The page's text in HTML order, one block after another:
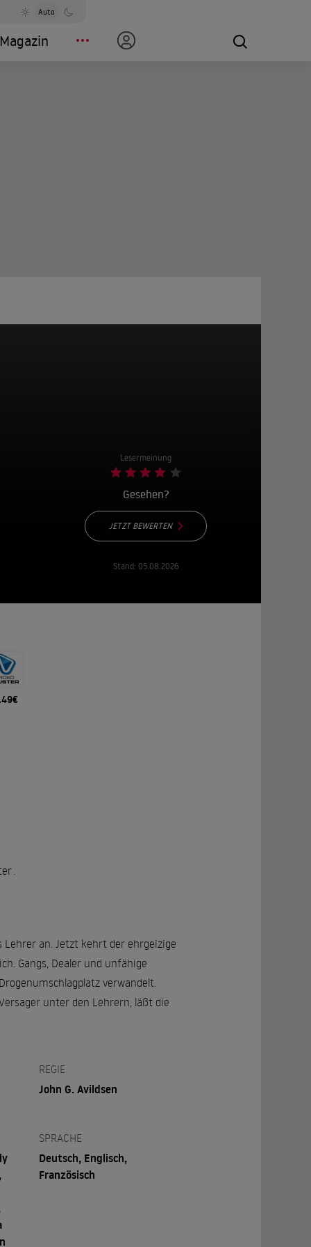
Auto
Magazin
Lesermeinung
Gesehen?
JETZT BEWERTEN
Stand: 05.08.2026
.
Lehrer an. Jetzt kehrt der ehrgeizige
Gangs, Dealer und unfähige
verwandelt.
unter den Lehrern, läßt die
REGIE
John G. Avildsen
SPRACHE
Deutsch, Englisch,
Französisch